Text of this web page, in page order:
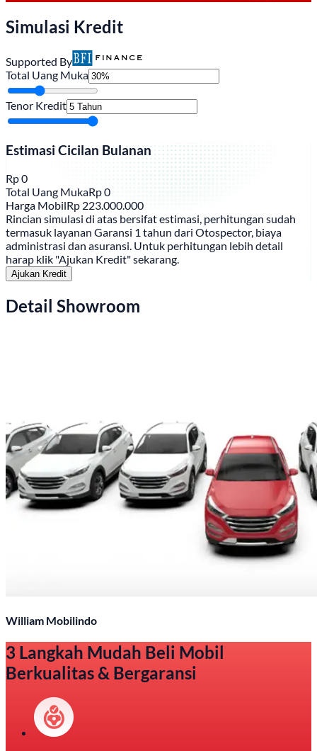
Simulasi Kredit
Supported By
Total Uang Muka
Tenor Kredit
Estimasi Cicilan Bulanan
Rp0
Total Uang MukaRp0
Harga MobilRp 223.000.000
Rincian simulasi di atas bersifat estimasi, perhitungan sudah
termasuk layanan Garansi 1 tahun dari Otospector, biaya
administrasi dan asuransi. Untuk perhitungan lebih detail
harap klik "Ajukan Kredit" sekarang.
Ajukan Kredit
Detail Showroom
William Mobilindo
3 Langkah Mudah Beli Mobil
Berkualitas & Bergaransi